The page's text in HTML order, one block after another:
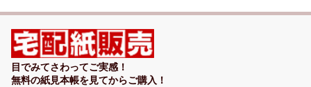
目でみてさわってご実感！
無料の紙見本帳を見てからご購入！